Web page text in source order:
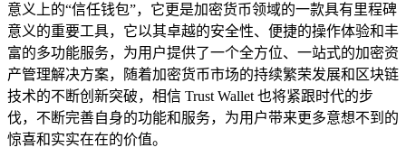
意义上的“信任钱包”，它更是加密货币领域的一款具有里程碑
意义的重要工具，它以其卓越的安全性、便捷的操作体验和丰
富的多功能服务，为用户提供了一个全方位、一站式的加密资
产管理解决方案，随着加密货币市场的持续繁荣发展和区块链
技术的不断创新突破，相信 Trust Wallet 也将紧跟时代的步
伐，不断完善自身的功能和服务，为用户带来更多意想不到的
惊喜和实实在在的价值。